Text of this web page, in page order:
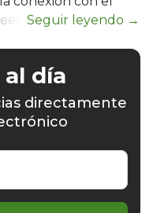
día
directamente